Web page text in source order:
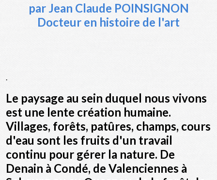
par Jean Claude POINSIGNON
Docteur en histoire de l'art
Le paysage au sein duquel nous vivons
est une lente création humaine.
Villages, forêts, patûres, champs, cours
d'eau sont les fruits d'un travail
continu pour gérer la nature. De
Denain à Condé, de Valenciennes à